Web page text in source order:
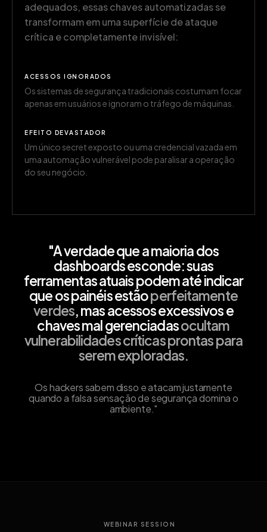
adequados, essas chaves automatizadas se
transformam em uma superfície de ataque
crítica e completamente invisível:
ACESSOS IGNORADOS
Os sistemas de segurança tradicionais costumam focar
apenas em usuários e ignoram o tráfego de máquinas.
EFEITO DEVASTADOR
Um único secret exposto ou uma credencial vazada em
uma automação vulnerável pode paralisar a operação
do seu negócio.
"A verdade que a maioria dos
dashboards esconde: suas
ferramentas atuais podem até indicar
que os painéis estãoperfeitamente
verdes, masacessos excessivose
chaves mal gerenciadasocultam
vulnerabilidades críticas prontas para
serem exploradas.
Os hackers sabem disso e atacam justamente
quando a falsa sensação de segurança domina o
ambiente."
WEBINAR SESSION